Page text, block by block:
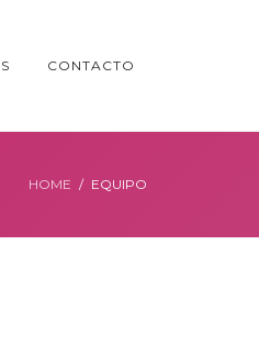
CONTACTO
HOME EQUIPO